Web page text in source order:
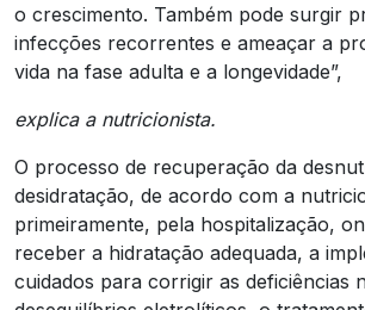
o crescimento. Também pode surgir
infecções recorrentes e ameaçar a
vida na fase adulta e a longevidade”,
explica a nutricionista.
O processo de recuperação da
desidratação, de acordo com a
primeiramente, pela hospitalização,
receber a hidratação adequada, a
cuidados para corrigir as deficiências